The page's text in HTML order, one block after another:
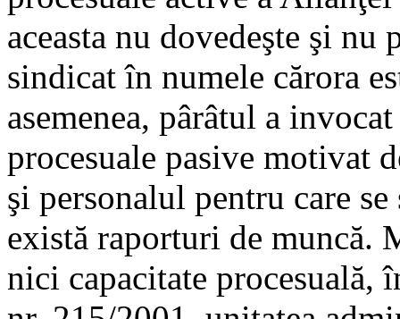
aceasta nu dovedeşte şi nu
sindicat în numele cărora
asemenea, pârâtul a
procesuale pasive motivat
şi personalul pentru care
există raporturi de muncă.
nici capacitate